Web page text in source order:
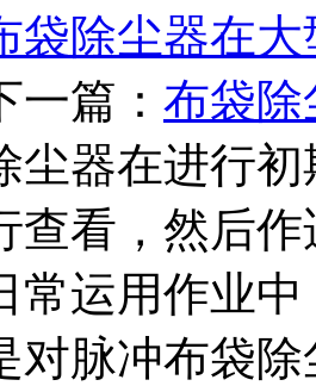
袋除尘器在
： 布袋除
尘器在进行
查看，然后
常运用作业
对脉冲布袋